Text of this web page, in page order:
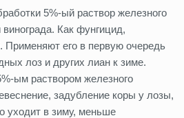
5%-ый раствор железного
Как фунгицид,
Применяют его в первую очередь
лоз и других лиан к зиме.
ым раствором железного
задубление коры у лозы,
уходит в зиму, меньше